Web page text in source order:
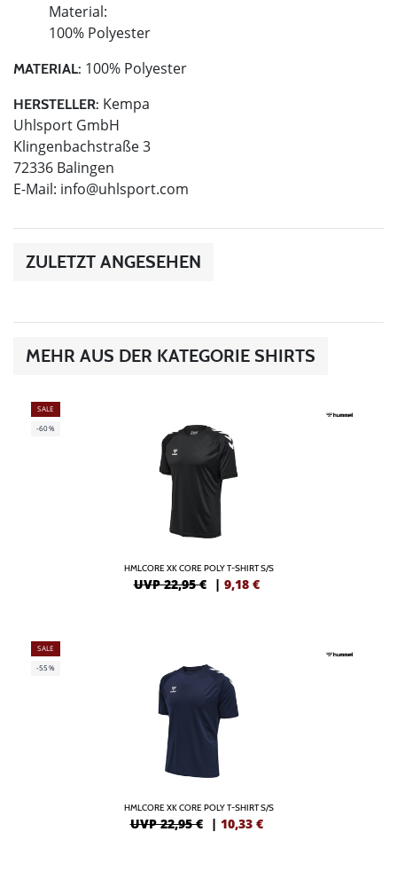
Material:
100% Polyester
MATERIAL: 100% Polyester
HERSTELLER: Kempa
Uhlsport GmbH
Klingenbachstraße 3
72336 Balingen
E-Mail: info@uhlsport.com
ZULETZT ANGESEHEN
MEHR AUS DER KATEGORIE SHIRTS
SALE
-60%
HMLCORE XK CORE POLY T-SHIRT S/S
UVP 22,95 € | 9,18 €
SALE
-55%
HMLCORE XK CORE POLY T-SHIRT S/S
UVP 22,95 € | 10,33 €